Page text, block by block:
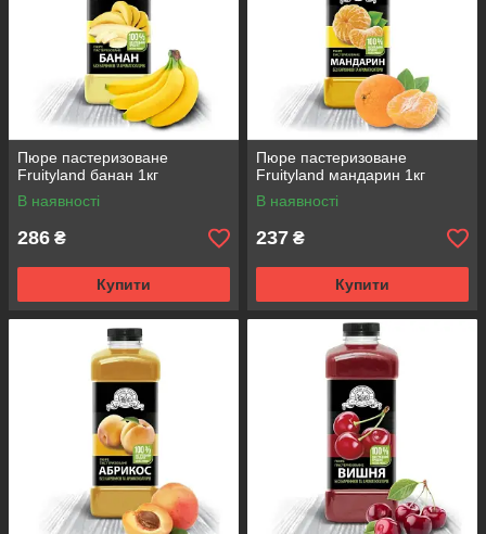
Пюре пастеризоване
Fruityland банан 1кг
В наявності
286 ₴
Купити
Пюре пастеризоване
Fruityland мандарин 1кг
В наявності
237 ₴
Купити